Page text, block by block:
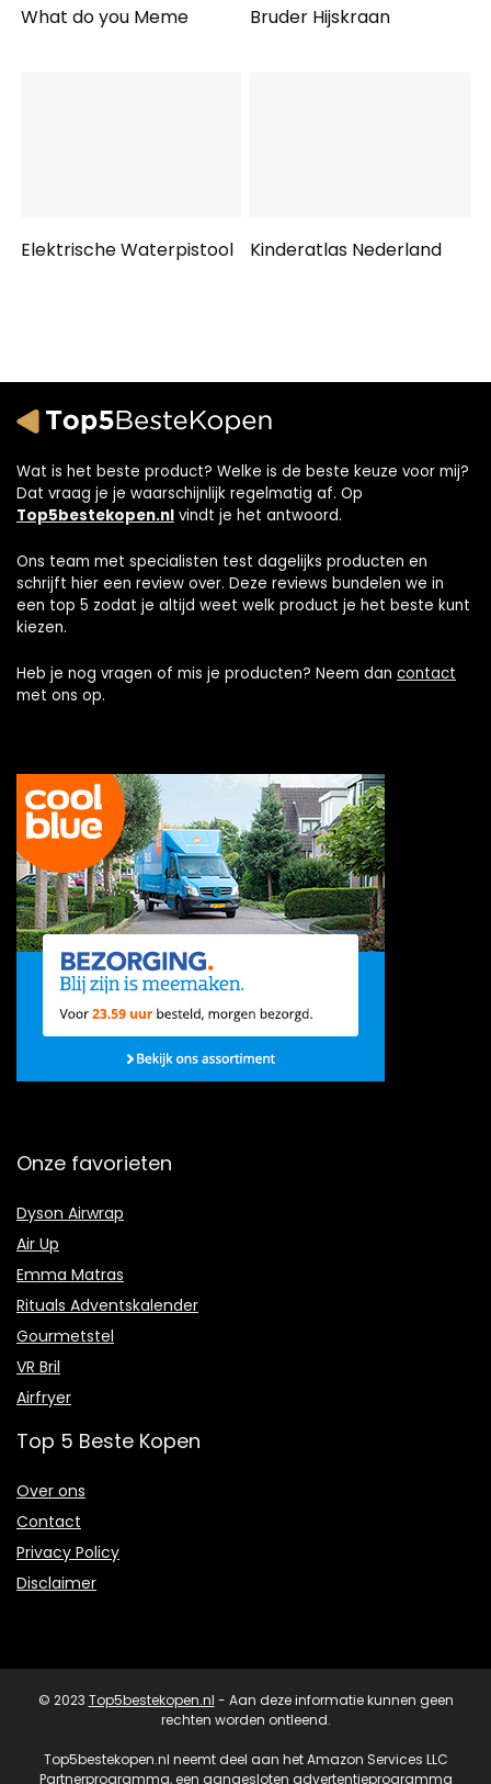
What do you Meme Bruder Hijskraan
Elektrische Waterpistool Kinderatlas Nederland
Wat is het beste product? Welke is de beste keuze voor mij?
Dat vraag je je waarschijnlijk regelmatig af. Op
Top5bestekopen.nl vindt je het antwoord.
Ons team met specialisten test dagelijks producten en
schrijft hier een review over. Deze reviews bundelen we in
een top 5 zodat je altijd weet welk product je het beste kunt
kiezen.
Heb je nog vragen of mis je producten? Neem dan contact
met ons op.
Onze favorieten
Dyson Airwrap
Air Up
Emma Matras
Rituals Adventskalender
Gourmetstel
VR Bril
Airfryer
Top 5 Beste Kopen
Over ons
Contact
Privacy Policy
Disclaimer
© 2023 Top5bestekopen.nl - Aan deze informatie kunnen geen
rechten worden ontleend.
Top5bestekopen.nl neemt deel aan het Amazon Services LLC
Partnerprogramma, een aangesloten advertentieprogramma